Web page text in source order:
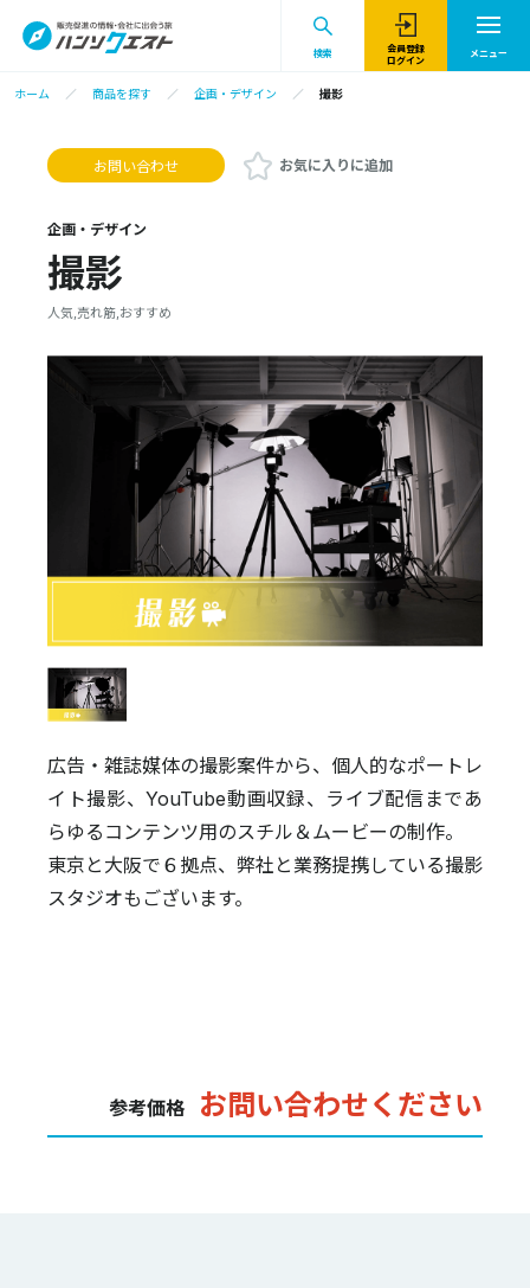
検索
会員登録
ログイン
メニュー
ホーム 商品を探す 企画・デザイン 撮影
お問い合わせ お気に入りに追加
企画・デザイン
撮影
人気,売れ筋,おすすめ
広告・雑誌媒体の撮影案件から、個人的なポートレ
イト撮影、YouTube動画収録、ライブ配信まであ
らゆるコンテンツ用のスチル＆ムービーの制作。
東京と大阪で６拠点、弊社と業務提携している撮影
スタジオもございます。
参考価格 お問い合わせください